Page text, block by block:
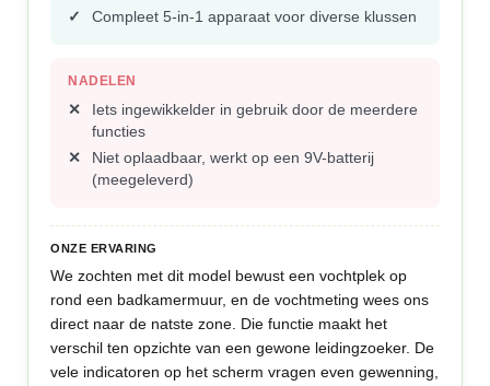
Compleet 5-in-1 apparaat voor diverse klussen
NADELEN
Iets ingewikkelder in gebruik door de meerdere
functies
Niet oplaadbaar, werkt op een 9V-batterij
(meegeleverd)
ONZE ERVARING
We zochten met dit model bewust een vochtplek op
rond een badkamermuur, en de vochtmeting wees ons
direct naar de natste zone. Die functie maakt het
verschil ten opzichte van een gewone leidingzoeker. De
vele indicatoren op het scherm vragen even gewenning,